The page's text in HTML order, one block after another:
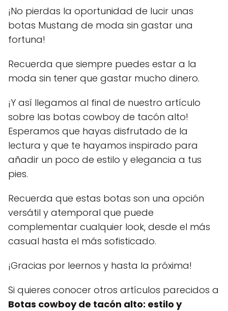
¡No pierdas la oportunidad de lucir unas
botas Mustang de moda sin gastar una
fortuna!
Recuerda que siempre puedes estar a la
moda sin tener que gastar mucho dinero.
¡Y así llegamos al final de nuestro artículo
sobre las botas cowboy de tacón alto!
Esperamos que hayas disfrutado de la
lectura y que te hayamos inspirado para
añadir un poco de estilo y elegancia a tus
pies.
Recuerda que estas botas son una opción
versátil y atemporal que puede
complementar cualquier look, desde el más
casual hasta el más sofisticado.
¡Gracias por leernos y hasta la próxima!
Si quieres conocer otros artículos parecidos a
Botas cowboy de tacón alto: estilo y